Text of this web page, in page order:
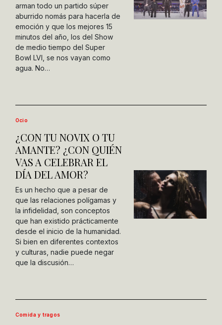
arman todo un partido súper
aburrido nomás para hacerla de
emoción y que los mejores 15
minutos del año, los del Show
de medio tiempo del Super
Bowl LVI, se nos vayan como
agua. No…
Ocio
¿CON TU NOVIX O TU
AMANTE? ¿CON QUIÉN
VAS A CELEBRAR EL
DÍA DEL AMOR?
Es un hecho que a pesar de
que las relaciones polígamas y
la infidelidad, son conceptos
que han existido prácticamente
desde el inicio de la humanidad.
Si bien en diferentes contextos
y culturas, nadie puede negar
que la discusión…
Comida y tragos